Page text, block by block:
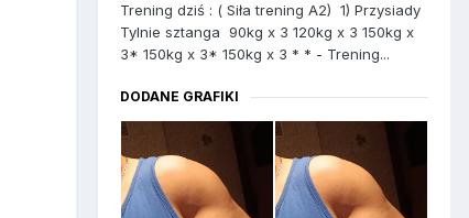
Trening dziś : ( Siła trening A2) 1) Przysiady
Tylnie sztanga 90kg x 3 120kg x 3 150kg x
3* 150kg x 3* 150kg x 3 * * - Trening...
DODANE GRAFIKI